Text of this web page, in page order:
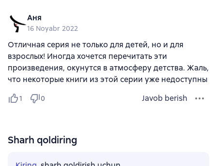
Аня
16 Noyabr 2022
Отличная серия не только для детей, но и для
взрослых! Иногда хочется перечитать эти
произведения, окунутся в атмосферу детства. Жаль,
что некоторые книги из этой серии уже недоступны
1 0 Javob berish
Sharh qoldiring